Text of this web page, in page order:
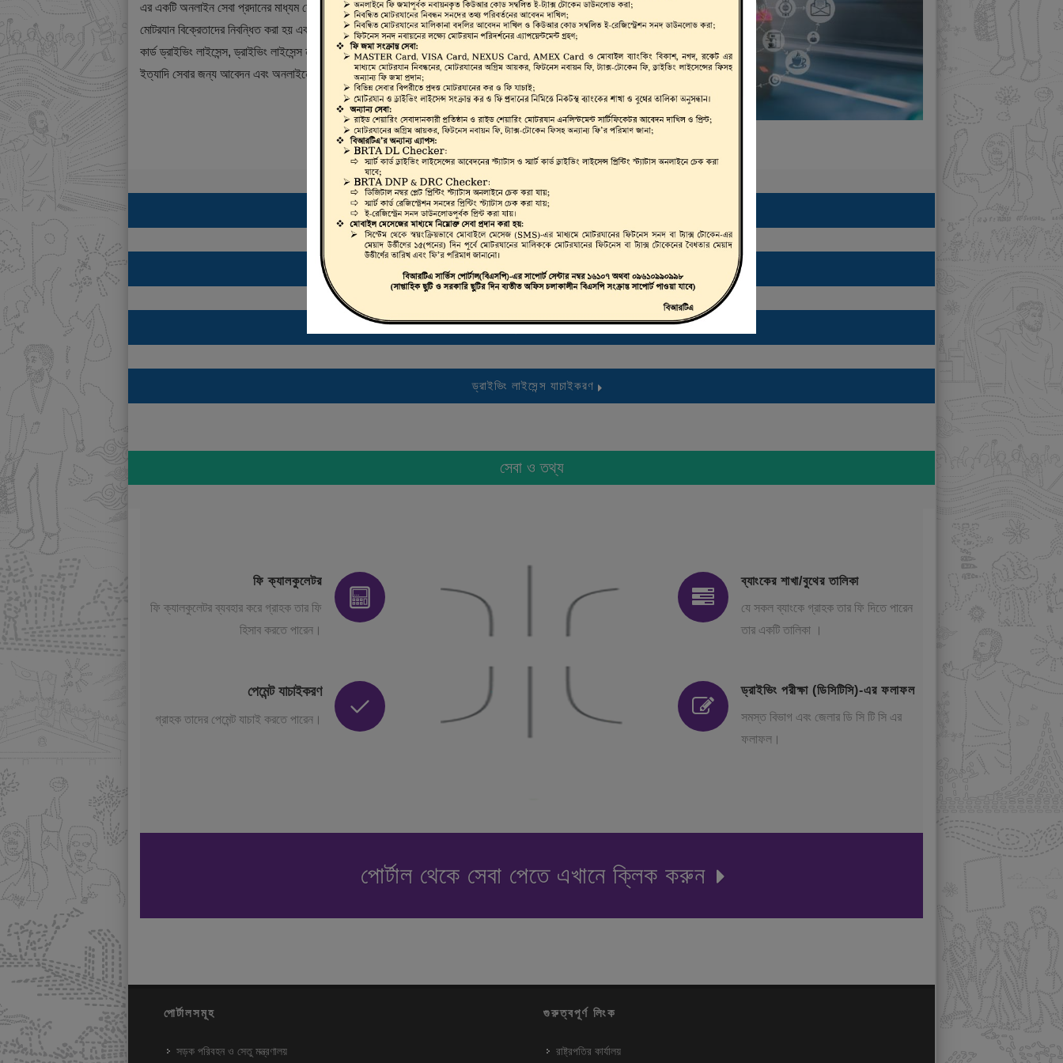
এর একটি অনলাইন সেবা প্রদানের মাধ্যম যেখানে ড্রাইভার, মোটরযান মালিক,
মোটরযান বিক্রেতাদের নিবন্ধিত করা হয় এবং শিক্ষানবিশ ড্রাইভিং লাইসেন্স, স্মার্ট
কার্ড ড্রাইভিং লাইসেন্স, ড্রাইভিং লাইসেন্স নবায়ন, ডুপ্লিকেট ড্রাইভিং লাইসেন্স
ইত্যাদি সেবার জন্য আবেদন এবং অনলাইনে ফি প্রদান করা যায়।
ট্রাস্টি বোর্ড সার্টিফিকেট ডাউনলোড করতে এখানে ক্লিক করুন
ই-ফিটনেস ফলাফল (VIC) দেখতে এখানে ক্লিক করুন
ই-ট্যাক্স টোকেন, ই-লাইসেন্স, ই-ফিটনেস ইত্যাদি যাচাইকরণ
ড্রাইভিং লাইসেন্স যাচাইকরণ
সেবা ও তথ্য
ফি ক্যালকুলেটর
ফি ক্যালকুলেটর ব্যবহার করে গ্রাহক তার ফি
হিসাব করতে পারেন।
পেমেন্ট যাচাইকরণ
গ্রাহক তাদের পেমেন্ট যাচাই করতে পারেন।
ব্যাংকের শাখা/বুথের তালিকা
যে সকল ব্যাংকে গ্রাহক তার ফি দিতে পারেন
তার একটি তালিকা ।
ড্রাইভিং পরীক্ষা (ডিসিটিসি)-এর ফলাফল
সমস্ত বিভাগ এবং জেলার ডি সি টি সি এর
ফলাফল।
পোর্টাল থেকে সেবা পেতে এখানে ক্লিক করুন
পোর্টালসমূহ
সড়ক পরিবহন ও সেতু মন্ত্রণালয়
গুরুত্বপূর্ণ লিংক
রাষ্ট্রপতির কার্যালয়